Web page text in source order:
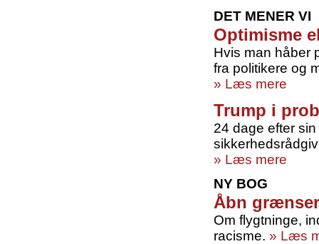
DET MENER VI
Optimisme
Hvis man håber
fra politikere og
» Læs mere
Trump i
24 dage efter
» Læs mere
NY BOG
Åbn
Om flygtninge,
racisme. » Læs